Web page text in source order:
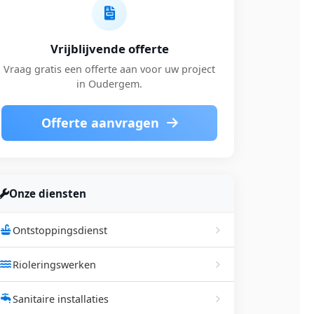
Vrijblijvende offerte
Vraag gratis een offerte aan voor uw project
in Oudergem.
Offerte aanvragen
Onze diensten
Ontstoppingsdienst
Rioleringswerken
Sanitaire installaties